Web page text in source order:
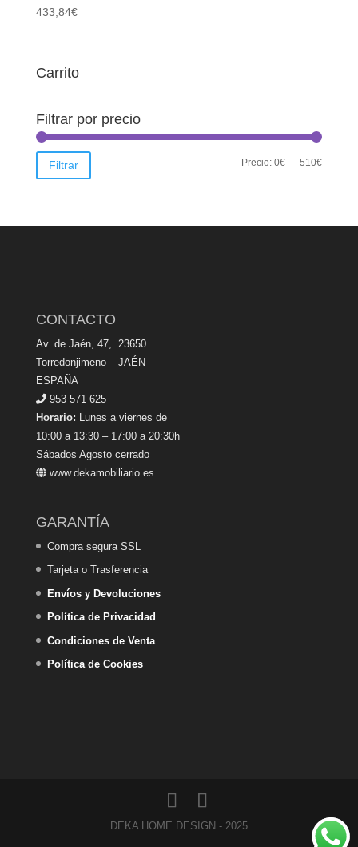
433,84€
Carrito
Filtrar por precio
Precio
Precio
Filtrar Precio:0€ —510€
CONTACTO
Av. de Jaén, 47, 23650
Torredonjimeno – JAÉN
ESPAÑA
953 571 625
Horario: Lunes a viernes de
10:00 a 13:30 – 17:00 a 20:30h
Sábados Agosto cerrado
www.dekamobiliario.es
GARANTÍA
Compra segura SSL
Tarjeta o Trasferencia
Envíos y Devoluciones
Política de Privacidad
Condiciones de Venta
Política de Cookies
DEKA HOME DESIGN - 2025